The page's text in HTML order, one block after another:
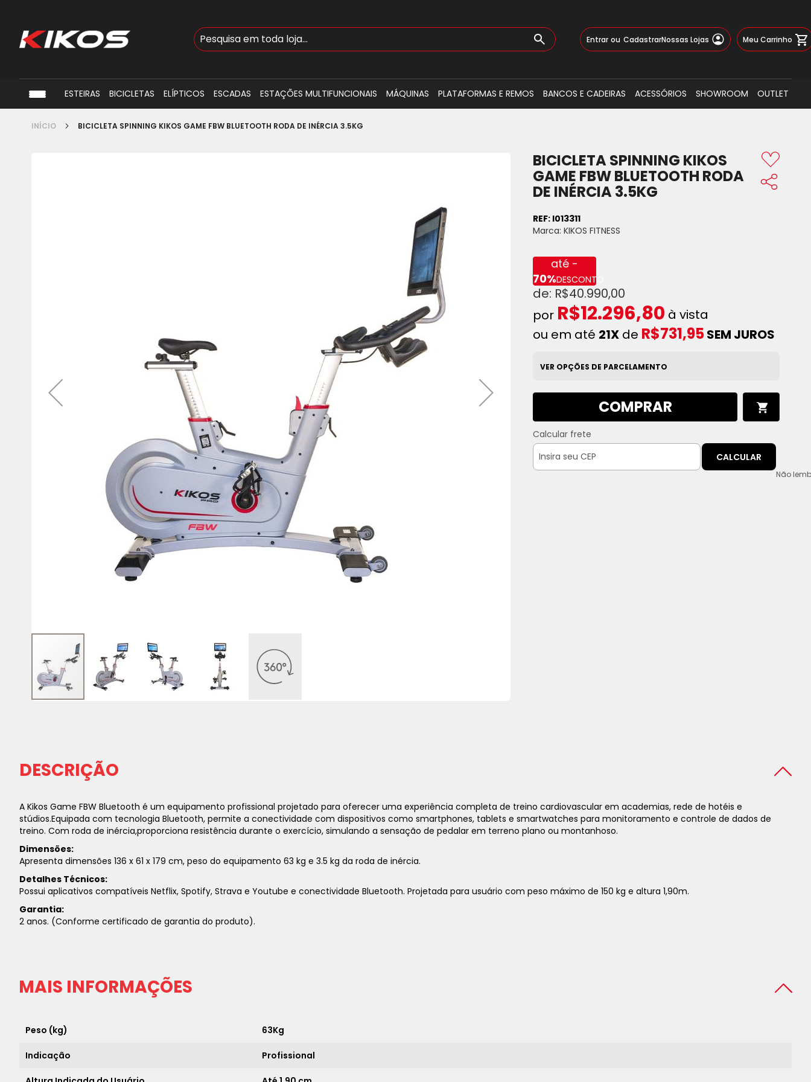
Busca
Pular
para
Entrar CadastrarNossas Lojas Meu Carrinho
ESTEIRAS BICICLETAS ELÍPTICOS ESCADAS ESTAÇÕES MULTIFUNCIONAIS MÁQUINAS PLATAFORMAS E REMOS BANCOS E CADEIRAS ACESSÓRIOS SHOWROOM OUTLET
INÍCIO BICICLETA SPINNING KIKOS GAME FBW BLUETOOTH RODA DE INÉRCIA 3.5KG
BICICLETA SPINNING KIKOS
GAME FBW BLUETOOTH RODA
DE INÉRCIA 3.5KG
REF: I013311
Marca: KIKOS FITNESS
R$40.990,00
até -
70%DESCONTO
R$12.296,80 à vista
ou em até 21Xde R$731,95SEM JUROS
VER OPÇÕES DE PARCELAMENTO
7xsem juros de
COMPRAR
Calcular frete
CALCULAR
Não
Galeria
de
DESCRIÇÃO
A Kikos Game FBW Bluetooth é um equipamento profissional projetado para oferecer uma experiência completa de treino cardiovascular em academias, rede de hotéis e
stúdios.Equipada com tecnologia Bluetooth, permite a conectividade com dispositivos como smartphones, tablets e smartwatches para monitoramento e controle de dados de
treino. Com roda de inércia,proporciona resistência durante o exercício, simulando a sensação de pedalar em terreno plano ou montanhoso.
Dimensões:
Apresenta dimensões 136 x 61 x 179 cm, peso do equipamento 63 kg e 3.5 kg da roda de inércia.
Detalhes Técnicos:
Possui aplicativos compatíveis Netflix, Spotify, Strava e Youtube e conectividade Bluetooth. Projetada para usuário com peso máximo de 150 kg e altura 1,90m.
Garantia:
2 anos. (Conforme certificado de garantia do produto).
MAIS INFORMAÇÕES
Peso (kg) 63Kg
Indicação Profissional